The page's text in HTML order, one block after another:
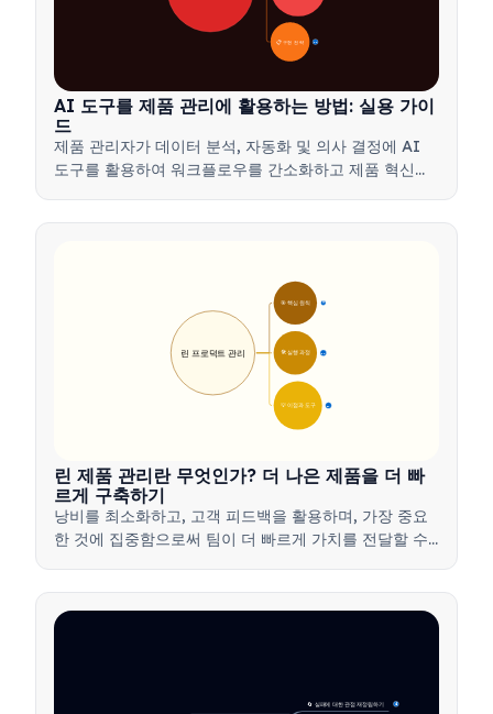
📋 구현 전략 33
AI 도구를 제품 관리에 활용하는 방법: 실용 가이
드
제품 관리자가 데이터 분석, 자동화 및 의사 결정에 AI
도구를 활용하여 워크플로우를 간소화하고 제품 혁신을
🎯 핵심 원칙 9
🛠️ 실행 과정 12
💡 이점과 도구
린 프로덕트 관리
린 제품 관리란 무엇인가? 더 나은 제품을 더 빠
르게 구축하기
낭비를 최소화하고, 고객 피드백을 활용하며, 가장 중요
한 것에 집중함으로써 팀이 더 빠르게 가치를 전달할 수
🔄 실패에 대한 관점 재정립하기 4